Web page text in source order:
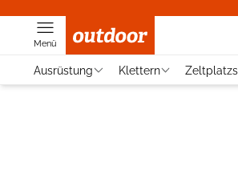
Menü
Ausrüstung Klettern